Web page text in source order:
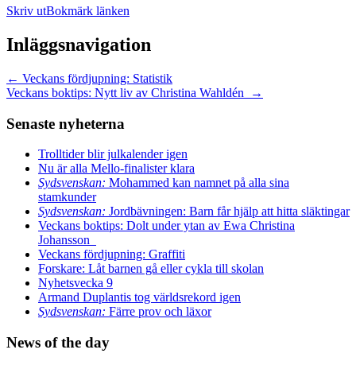
Skriv utBokmärk länken
Inläggsnavigation
← Veckans fördjupning: Statistik
Veckans boktips: Nytt liv av Christina Wahldén
→
Senaste nyheterna
Trolltider blir julkalender igen
Nu är alla Mello-finalister klara
Sydsvenskan: Mohammed kan namnet på alla sina
stamkunder
Sydsvenskan: Jordbävningen: Barn får hjälp att hitta släktingar
Veckans boktips: Dolt under ytan av Ewa Christina
Johansson
Veckans fördjupning: Graffiti
Forskare: Låt barnen gå eller cykla till skolan
Nyhetsvecka 9
Armand Duplantis tog världsrekord igen
Sydsvenskan: Färre prov och läxor
News of the day